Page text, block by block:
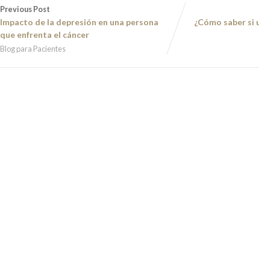
Previous Post
Impacto de la depresión en una persona
que enfrenta el cáncer
Blog para Pacientes
¿Cómo saber si